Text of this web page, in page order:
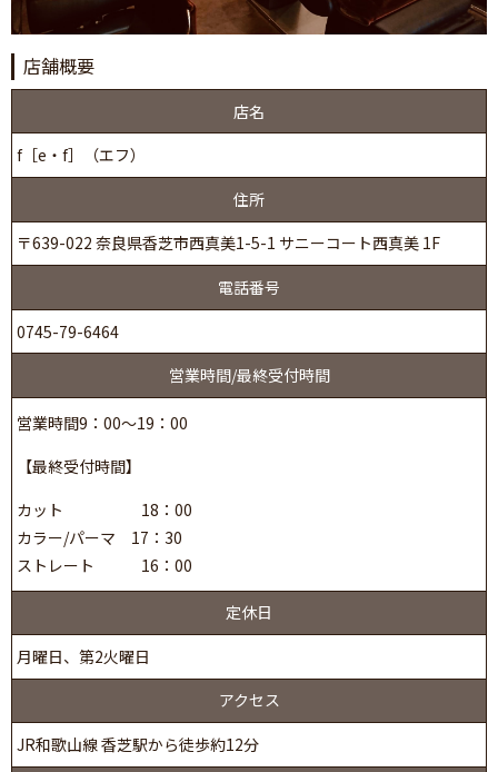
店舗概要
店名
f［e・f］（エフ）
住所
〒639-022 奈良県香芝市西真美1-5-1 サニーコート西真美 1F
電話番号
0745-79-6464
営業時間/最終受付時間
営業時間9：00～19：00
【最終受付時間】
カット 18：00
カラー/パーマ 17：30
ストレート 16：00
定休日
月曜日、第2火曜日
アクセス
JR和歌山線 香芝駅から徒歩約12分